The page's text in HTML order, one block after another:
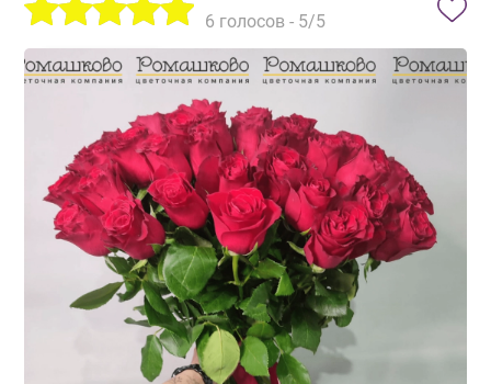
6 голосов - 5/5
ХИТ ПРОДАЖ